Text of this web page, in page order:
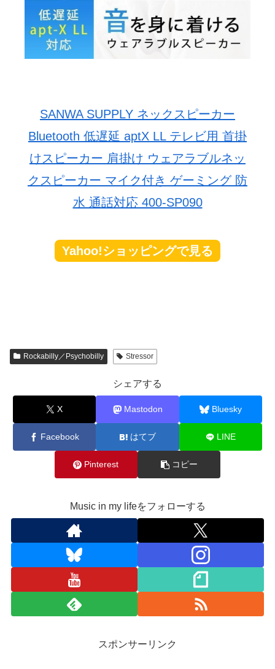
SANWA SUPPLY ネックスピーカー
Bluetooth 低遅延 aptX LL テレビ用 首掛
けスピーカー 肩掛け ウェアラブルネッ
クスピーカー マイク付き ゲーミング 防
水 通話対応 400-SP090
Yahoo!ショッピングで見る
Rockabilly／Psychobilly Stressor
シェアする
X Mastodon Bluesky
Facebook はてブ LINE
Pinterest コピー
Music in my lifeをフォローする
スポンサーリンク